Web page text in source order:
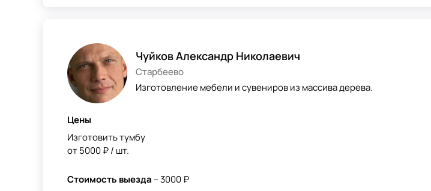
Чуйков Александр Николаевич
Старбеево
Изготовление мебели и сувениров из массива дерева.
Цены
Изготовить тумбу
от 5000 ₽ / шт.
Стоимость выезда – 3000 ₽